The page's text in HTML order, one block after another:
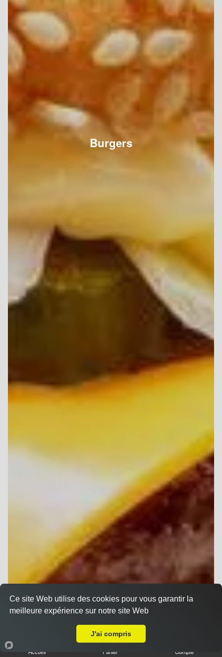
Burgers
Accueil Panier Compte
Ce site Web utilise des cookies pour vous garantir la
meilleure expérience sur notre site Web
J'ai compris